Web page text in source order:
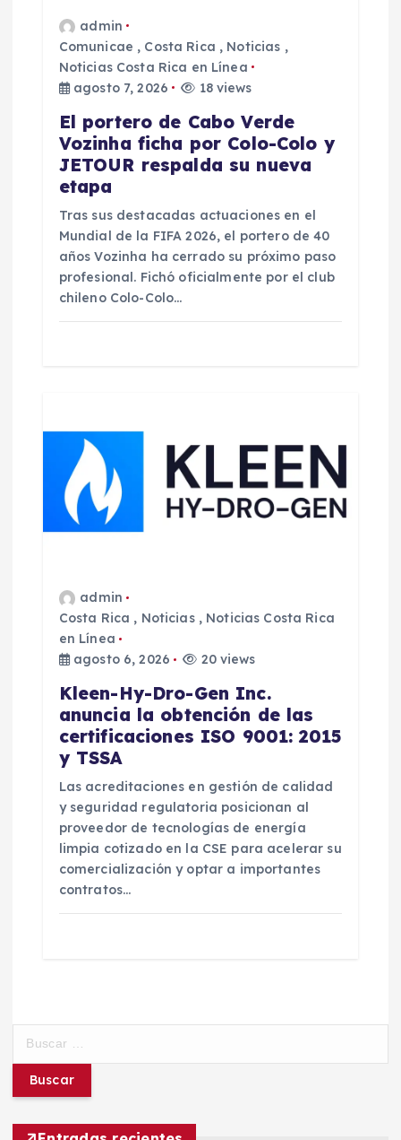
admin
Comunicae , Costa Rica , Noticias ,
Noticias Costa Rica en Línea
agosto 7, 2026
18 views
El portero de Cabo Verde
Vozinha ficha por Colo-Colo y
JETOUR respalda su nueva
etapa
Tras sus destacadas actuaciones en el
Mundial de la FIFA 2026, el portero de 40
años Vozinha ha cerrado su próximo paso
profesional. Fichó oficialmente por el club
chileno Colo-Colo…
admin
Costa Rica , Noticias, Noticias Costa Rica
en Línea
agosto 6, 2026
20 views
Kleen-Hy-Dro-Gen Inc.
anuncia la obtención de las
certificaciones ISO 9001: 2015
y TSSA
Las acreditaciones en gestión de calidad
y seguridad regulatoria posicionan al
proveedor de tecnologías de energía
limpia cotizado en la CSE para acelerar su
comercialización y optar a importantes
contratos…
c